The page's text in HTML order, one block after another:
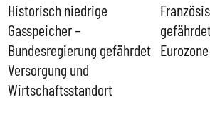
Historisch niedrige
Gasspeicher –
Bundesregierung gefährdet
Versorgung und
Wirtschaftsstandort